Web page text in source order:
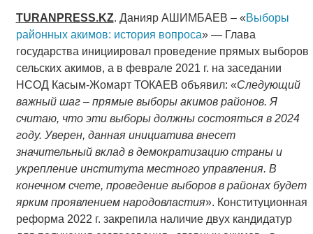
TURANPRESS.KZ. Данияр АШИМБАЕВ – «Выборы
районных акимов: история вопроса» — Глава
государства инициировал проведение прямых выборов
сельских акимов, а в феврале 2021 г. на заседании
НСОД Касым-Жомарт ТОКАЕВ объявил: «Следующий
важный шаг – прямые выборы акимов районов. Я
считаю, что эти выборы должны состояться в 2024
году. Уверен, данная инициатива внесет
значительный вклад в демократизацию страны и
укрепление института местного управления. В
конечном счете, проведение выборов в районах будет
ярким проявлением народовластия». Конституционная
реформа 2022 г. закрепила наличие двух кандидатур